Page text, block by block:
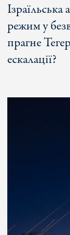
Ізраїльська
режим у
прагне
ескалації?